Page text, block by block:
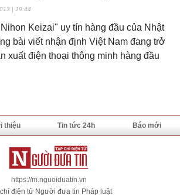
| 19:44
Keizai" uy tín hàng đầu của Nhật
bài viết nhận định Việt Nam đang trở
xuất điện thoại thông minh hàng đầu
thiệu Tin tức 24h Báo mới
https://m.nguoiduatin.vn
điện tử Người đưa tin Pháp luật